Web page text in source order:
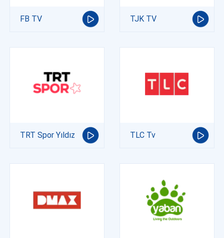
FB TV TJK TV
TRT Spor Yıldız TLC Tv